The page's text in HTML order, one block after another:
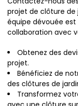
projet de clôture de
équipe dévouée
collaboration avec
Obtenez des
projet.
Bénéficiez de
des clôtures de
Transformez